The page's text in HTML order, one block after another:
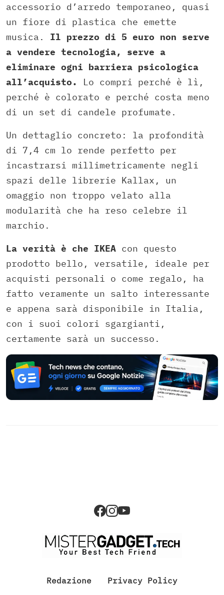
accessorio d’arredo temporaneo, quasi
un fiore di plastica che emette
musica. Il prezzo di 5 euro non serve
a vendere tecnologia, serve a
eliminare ogni barriera psicologica
all’acquisto.
Lo compri perché è lì,
perché è colorato e perché costa meno
di un set di candele profumate.
Un dettaglio concreto: la profondità
di 7,4 cm lo rende perfetto per
incastrarsi millimetricamente negli
spazi delle librerie Kallax, un
omaggio non troppo velato alla
modularità che ha reso celebre il
marchio.
La verità è che IKEA con questo
prodotto bello, versatile, ideale per
acquisti personali o come regalo, ha
fatto veramente un salto interessante
e appena sarà disponibile in Italia,
con i suoi colori sgargianti,
certamente sarà un successo.
Redazione Privacy Policy